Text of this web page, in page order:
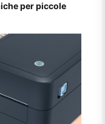
per piccole